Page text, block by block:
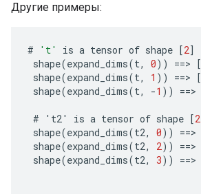
Другие примеры:
# 't' is a tensor of shape [2]
shape(expand_dims(t, 0)) ==> [
shape(expand_dims(t, 1 )) ==> [
shape(expand_dims(t, -1 )) ==>
# ' t2' is a tensor of shape [2
shape(expand_dims(t2, 0)) ==>
shape(expand_dims(t2, 2)) ==>
shape(expand_dims(t2, 3)) ==>